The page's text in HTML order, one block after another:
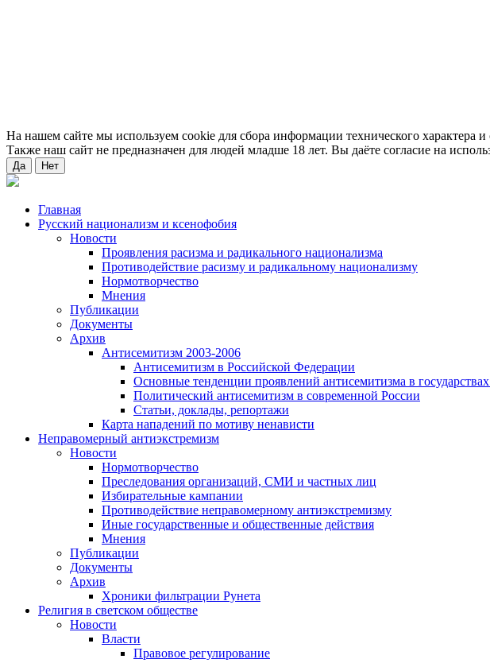
На нашем сайте мы используем cookie для сбора информации технического характера
Также наш сайт не предназначен для людей младше 18 лет. Вы даёте согласие на
Да Нет
Главная
Русский национализм и ксенофобия
Новости
Проявления расизма и радикального национализма
Противодействие расизму и радикальному национализму
Нормотворчество
Мнения
Публикации
Документы
Архив
Антисемитизм 2003-2006
Антисемитизм в Российской Федерации
Основные тенденции проявлений антисемитизма в
Политический антисемитизм в современной России
Статьи, доклады, репортажи
Карта нападений по мотиву ненависти
Неправомерный антиэкстремизм
Новости
Нормотворчество
Преследования организаций, СМИ и частных лиц
Избирательные кампании
Противодействие неправомерному антиэкстремизму
Иные государственные и общественные действия
Мнения
Публикации
Документы
Архив
Хроники фильтрации Рунета
Религия в светском обществе
Новости
Власти
Правовое регулирование